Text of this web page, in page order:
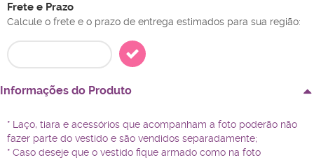
Frete e Prazo
Calcule o frete e o prazo de entrega estimados para sua região:
Informações do Produto
* Laço, tiara e acessórios que acompanham a foto poderão não
fazer parte do vestido e são vendidos separadamente;
* Caso deseje que o vestido fique armado como na foto